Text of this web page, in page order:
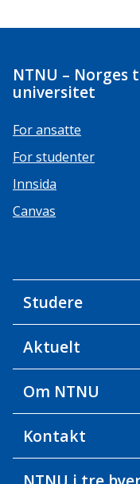
NTNU –
universitet
For ansatte
For studenter
Innsida
Canvas
Studere
Aktuelt
Om NTNU
Kontakt